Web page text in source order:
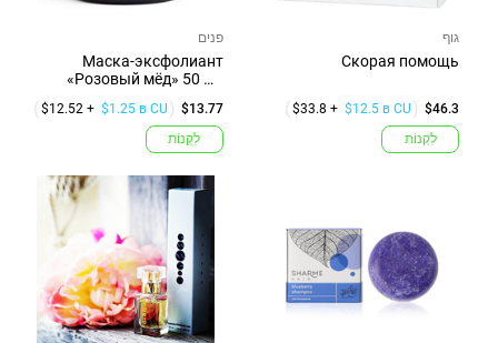
פנים
Маска-эксфолиант
«Розовый мёд» 50 мл
"Вдохновение"...
$13.77
$12.52 + $1.25 в CU
לִקְנוֹת
גוף
Скорая помощь
$46.3
$33.8 + $12.5 в CU
לִקְנוֹת